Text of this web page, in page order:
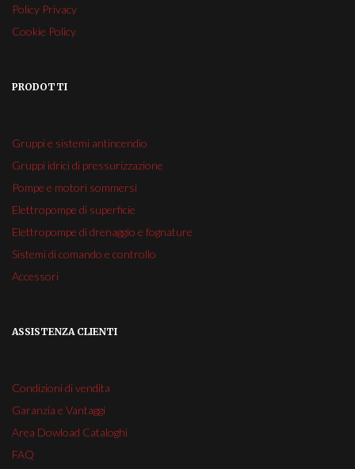
Policy Privacy
Cookie Policy
PRODOTTI
Gruppi e sistemi antincendio
Gruppi idrici di pressurizzazione
Pompe e motori sommersi
Elettropompe di superficie
Elettropompe di drenaggio e fognature
Sistemi di comando e controllo
Accessori
ASSISTENZA CLIENTI
Condizioni di vendita
Garanzia e Vantaggi
Area Dowload Cataloghi
FAQ